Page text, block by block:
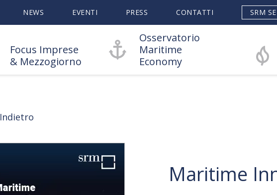
NEWS EVENTI PRESS CONTATTI SRM
Focus Imprese
& Mezzogiorno
Osservatorio
Maritime
Economy
Maritime